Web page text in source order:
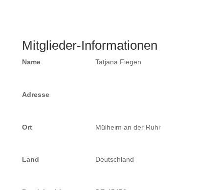
Mitglieder-Informationen
Name Tatjana Fiegen
Adresse
Ort Mülheim an der Ruhr
Land Deutschland